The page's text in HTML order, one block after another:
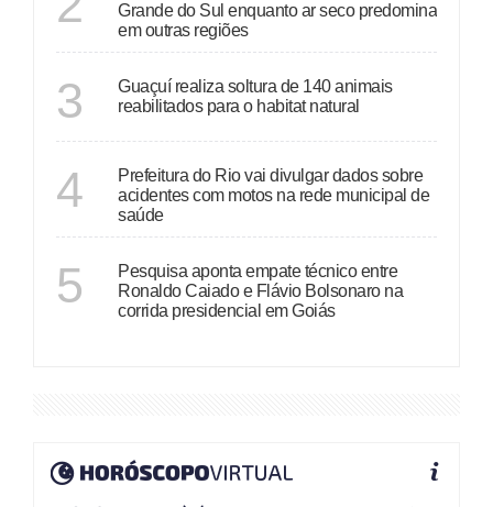
Grande do Sul enquanto ar seco predomina
em outras regiões
3
Guaçuí realiza soltura de 140 animais
reabilitados para o habitat natural
4
Prefeitura do Rio vai divulgar dados sobre
acidentes com motos na rede municipal de
saúde
5
Pesquisa aponta empate técnico entre
Ronaldo Caiado e Flávio Bolsonaro na
corrida presidencial em Goiás